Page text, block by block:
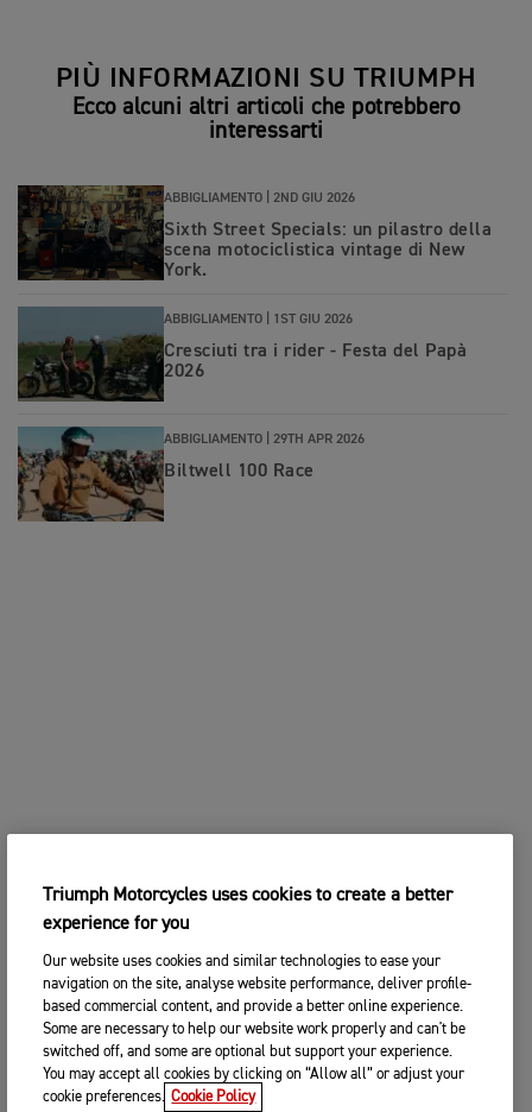
PIÙ INFORMAZIONI SU TRIUMPH
Ecco alcuni altri articoli che potrebbero
interessarti
ABBIGLIAMENTO | 2ND GIU 2026
Sixth Street Specials: un pilastro della
scena motociclistica vintage di New
York.
ABBIGLIAMENTO | 1ST GIU 2026
Cresciuti tra i rider - Festa del Papà
2026
ABBIGLIAMENTO | 29TH APR 2026
Biltwell 100 Race
Triumph Motorcycles uses cookies to create a better
experience for you
Our website uses cookies and similar technologies to ease your
navigation on the site, analyse website performance, deliver profile-
based commercial content, and provide a better online experience.
Some are necessary to help our website work properly and can't be
switched off, and some are optional but support your experience.
You may accept all cookies by clicking on “Allow all” or adjust your
cookie preferences. Cookie Policy